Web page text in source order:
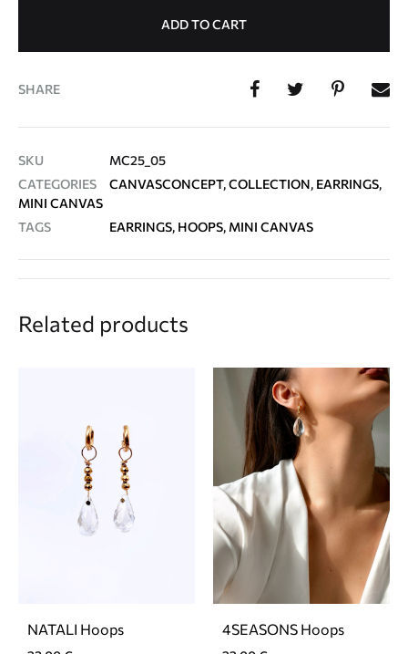
ADD TO CART
SHARE
SKU
MC25_05
CATEGORIES
CANVASCONCEPT,COLLECTION, EARRINGS,
MINI CANVAS
TAGS
EARRINGS, HOOPS, MINI CANVAS
Related products
NATALI Hoops 4SEASONS Hoops